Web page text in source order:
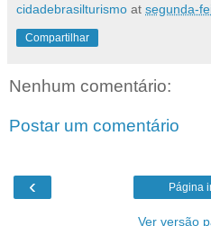
cidadebrasilturismo at segunda-
Compartilhar
Nenhum comentário:
Postar um comentário
‹ Página
Ver versão